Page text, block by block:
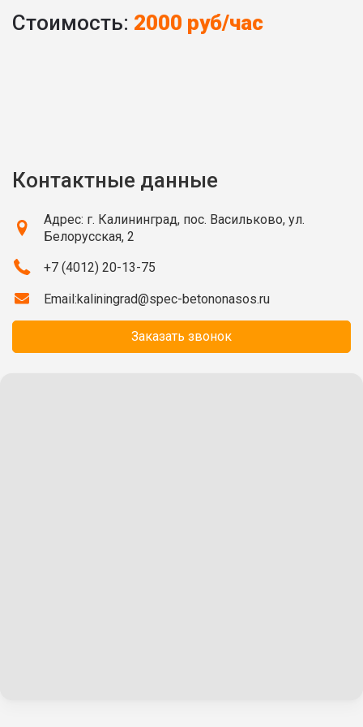
Стоимость: 2000 руб/час
Контактные данные
Адрес: г. Калининград, пос. Васильково, ул.
Белорусская, 2
+7 (4012) 20-13-75
Email:kaliningrad@spec-betononasos.ru
Заказать звонок